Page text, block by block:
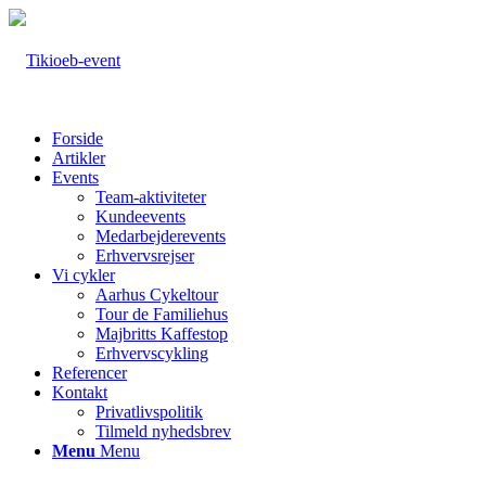
Forside
Artikler
Events
Team-aktiviteter
Kundeevents
Medarbejderevents
Erhvervsrejser
Vi cykler
Aarhus Cykeltour
Tour de Familiehus
Majbritts Kaffestop
Erhvervscykling
Referencer
Kontakt
Privatlivspolitik
Tilmeld nyhedsbrev
Menu Menu